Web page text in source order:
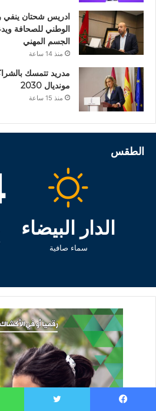
ادريس شحتان ينفي
الوطني للصحافة
الجسم المهني
منذ 14 ساعة
مدريد تتمسك
مونديال 2030
منذ 15 ساعة
الطقس
الدار البيضاء
سماء صافية